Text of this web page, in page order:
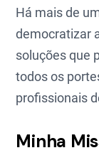
Há mais de
democratizar
soluções que
todos os
profissionais
Minha